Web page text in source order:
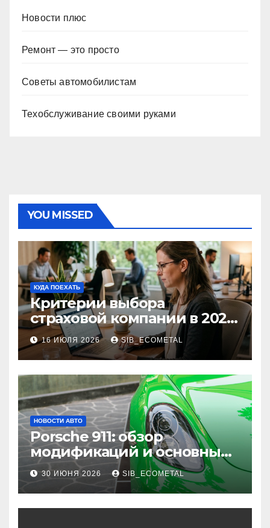
Новости плюс
Ремонт — это просто
Советы автомобилистам
Техобслуживание своими руками
YOU MISSED
КУДА ПОЕХАТЬ
Критерии выбора
страховой компании в 2026
году: надежность и
реальные отзывы о
выплатах
16 ИЮЛЯ 2026 SIB_ECOMETAL
НОВОСТИ АВТО
Porsche 911: обзор
модификаций и основные
характеристики
30 ИЮНЯ 2026 SIB_ECOMETAL